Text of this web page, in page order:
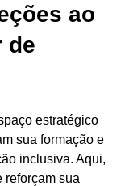
ao
de
estratégico
sua formação e
inclusiva. Aqui,
reforçam sua